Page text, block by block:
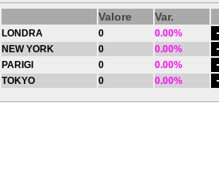
Valore Var.
LONDRA 0
0.00%
NEW YORK
0
0.00%
PARIGI
0
0.00%
TOKYO
0 0.00%